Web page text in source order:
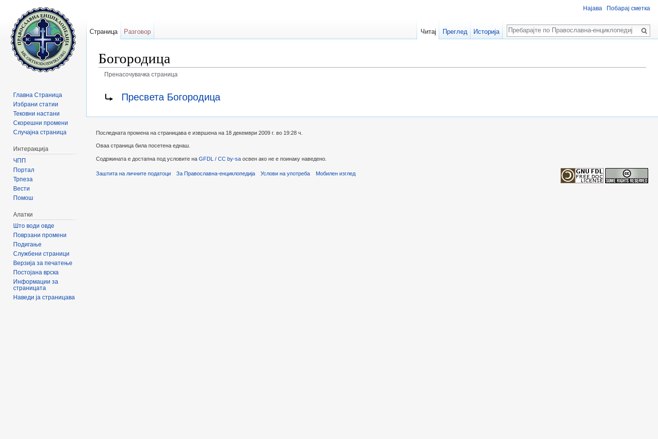
Богородица
Пренасочувачка страница
Пресвета Богородица
Најава Побарај сметка
Страница Разговор Читај Преглед Историја
Пребарај
Главна Страница
Избрани статии
Тековни настани
Скорешни промени
Случајна страница
Интеракција
ЧПП
Портал
Трпеза
Вести
Помош
Алатки
Што води овде
Поврзани промени
Подигање
Службени страници
Верзија за печатење
Постојана врска
Информации за
страницата
Наведи ја страницава
Последната промена на страницава е извршена на 18 декември 2009 г. во 19:28 ч.
Оваа страница била посетена еднаш.
Содржината е достапна под условите на GFDL / CC by-sa освен ако не е поинаку наведено.
Заштита на личните податоци За Православна-енциклопедија Услови на употреба Мобилен изглед